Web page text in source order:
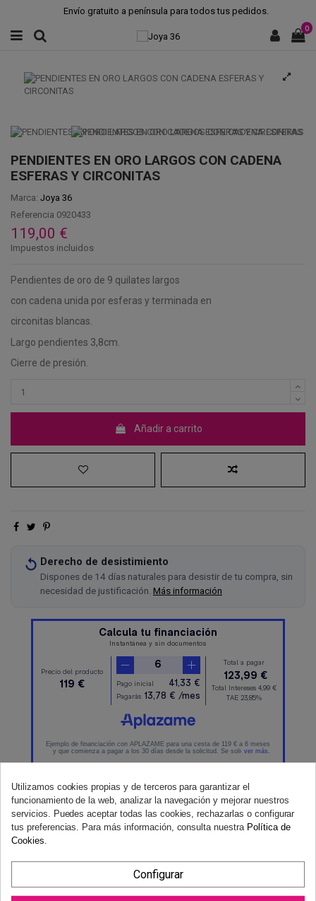
Envío gratuito a península para todos tus pedidos.
0
PENDIENTES EN ORO LARGOS CON CADENA
ESFERAS Y CIRCONITAS
Marca: Joya 36
Referencia 0920433
119,00 €
Impuestos incluidos
Pendientes de oro de 9 quilates largos
con cadena unida por esferas y terminada en
circonitas blancas.
Largo pendientes 3,8cm.
Cierre de presión.
Añadir a carrito
Derecho de desistimiento
Dispones de 14 días naturales para desistir de tu compra, sin
necesidad de justificación. Más información
Utilizamos cookies propias y de terceros para garantizar el
funcionamiento de la web, analizar la navegación y mejorar nuestros
servicios. Puedes aceptar todas las cookies, rechazarlas o configurar
tus preferencias. Para más información, consulta nuestra Política de
Cookies
Configurar